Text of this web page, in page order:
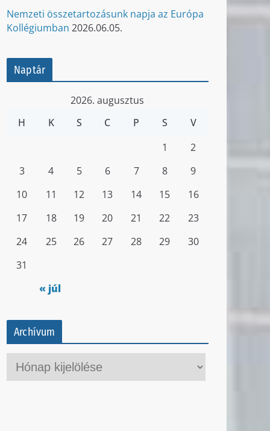
Nemzeti összetartozásunk napja az Európa
Kollégiumban 2026.06.05.
Naptár
2026. augusztus
H
K S C P S V
« júl
1
2
3
4 5 6 7 8
9
10
11 12 13 14 15
16
17
18 19 20 21 22
23
24
25 26 27 28 29
30
31
Archívum
r